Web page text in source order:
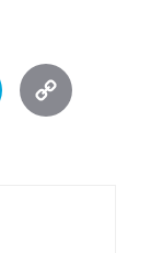
Hatena